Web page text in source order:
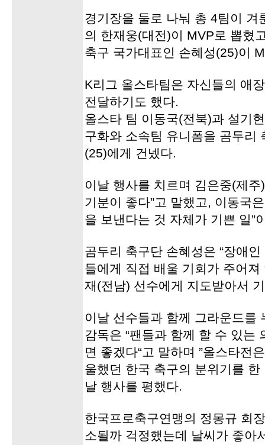
경기장을 둘로 나눠 총 4팀이
의 한재웅(대전)이 MVP로 뽑혔
축구 국가대표인 손혜성(25)이
K리그 올스타팀은 자신들의 애
전달하기도 했다.
올스타 팀 이동국(전북)과 설기
구화와 소속팀 유니폼을 곰두리
(25)에게 건넸다.
이날 행사를 치르며 김은중(제
기분이 좋다”고 말했고, 이동국
을 보낸다는 것 자체가 기쁜 일”
곰두리 축구단 손혜성은 “장애
들에게 직접 배울 기회가 주어
재(전남) 선수에게 지도받아서
이날 선수들과 함께 그라운드를
감독은 “팬들과 함께 할 수 있는
면 좋겠다“고 말하며 ”올스타전
울했던 한국 축구의 분위기를
날 행사를 평했다.
한국프로축구연맹의 정몽규 회
소될까 걱정했는데 날씨가 좋아